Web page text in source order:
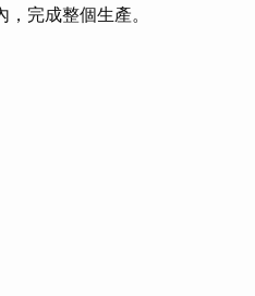
完成整個生產。